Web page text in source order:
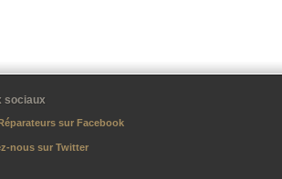
sociaux
sur Facebook
nous sur Twitter